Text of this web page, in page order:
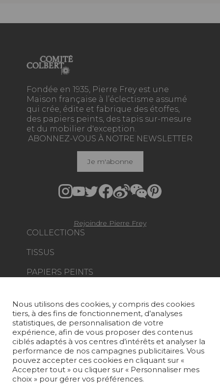
Fondée en 1935, Pierre Frey est une
Maison française à l’éclectisme assumé
qui crée, édite et fabrique des étoffes,
des papiers peints, des tapis sur-mesure
et du mobilier d'exception.
COLLECTIONS
TISSUS
PAPIERS PEINTS
MOBILIER
PROJETS
SUR-MESURE
MAGAZINE
LA MAISON
ABONNEZ-VOUS À NOTRE NEWSLETTER
Je m'abonne
Rejoindre Pierre Frey
Nous utilisons des cookies, y compris des cookies
tiers, à des fins de fonctionnement, d’analyses
statistiques, de personnalisation de votre
expérience, afin de vous proposer des contenus
ciblés adaptés à vos centres d’intérêts et analyser la
performance de nos campagnes publicitaires. Vous
pouvez accepter ces cookies en cliquant sur «
Accepter tout » ou cliquer sur « Personnaliser mes
choix » pour gérer vos préférences.